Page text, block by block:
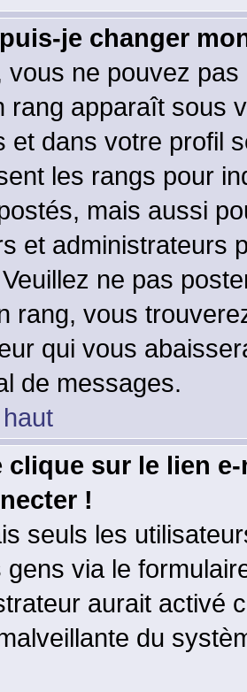
je changer
vous ne pouvez
rang apparaît sous
et dans votre profil
les rangs pour
mais aussi
et administrateurs
ne pas
rang, vous
qui vous
de messages.
clique sur le lien
!
seuls les
gens via le
aurait activé
du